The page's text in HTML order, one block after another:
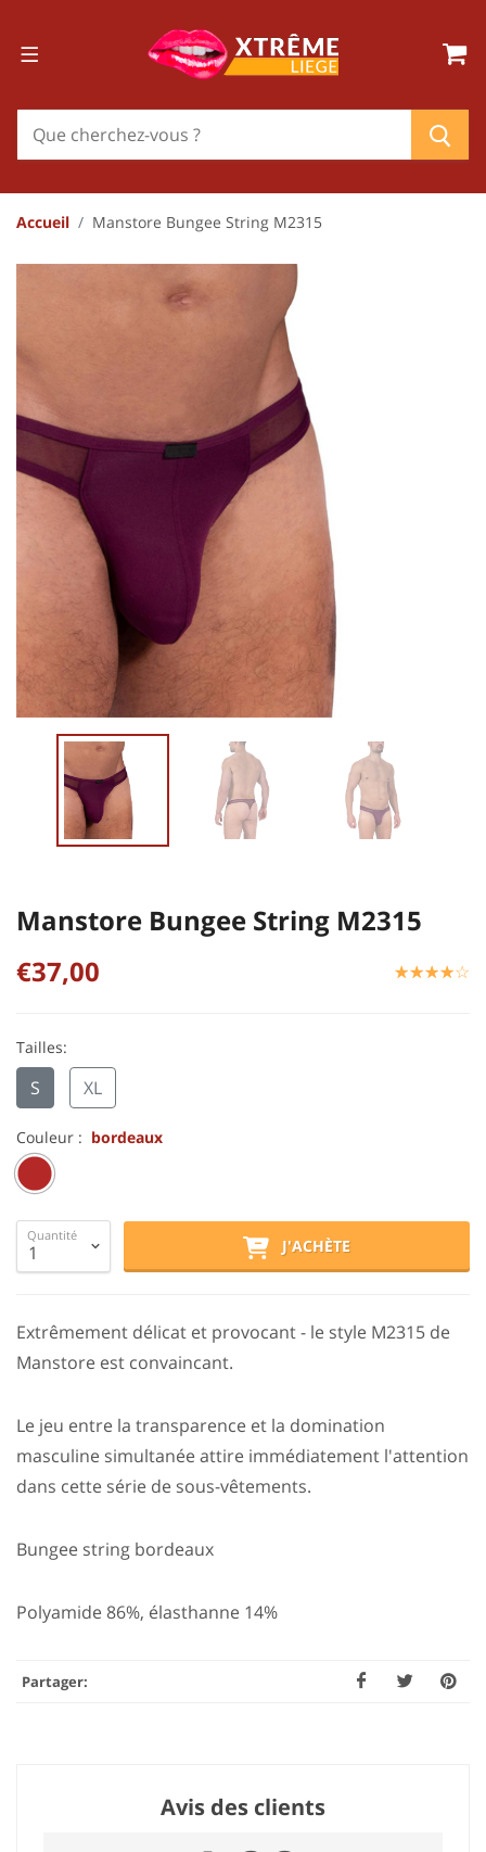
Accueil Manstore Bungee String M2315
Manstore Bungee String M2315
€37,00
☆☆☆☆☆
★★★★★
Tailles:
S XL
Couleur : bordeaux
Quantité
J'ACHÈTE
Extrêmement délicat et provocant - le style M2315 de
Manstore est convaincant.
Le jeu entre la transparence et la domination
masculine simultanée attire immédiatement l'attention
dans cette série de sous-vêtements.
Bungee string bordeaux
Polyamide 86%, élasthanne 14%
Partager:
Avis des clients